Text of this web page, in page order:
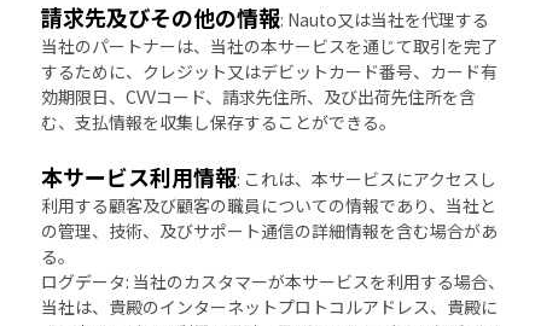
請求先及びその他の情報: Nauto又は当社を代理する
当社のパートナーは、当社の本サービスを通じて取引を完了
するために、クレジット又はデビットカード番号、カード有
効期限日、CVVコード、請求先住所、及び出荷先住所を含
む、支払情報を収集し保存することができる。
本サービス利用情報: これは、本サービスにアクセスし
利用する顧客及び顧客の職員についての情報であり、当社と
の管理、技術、及びサポート通信の詳細情報を含む場合があ
る。
ログデータ: 当社のカスタマーが本サービスを利用する場合、
当社は、貴殿のインターネットプロトコルアドレス、貴殿に